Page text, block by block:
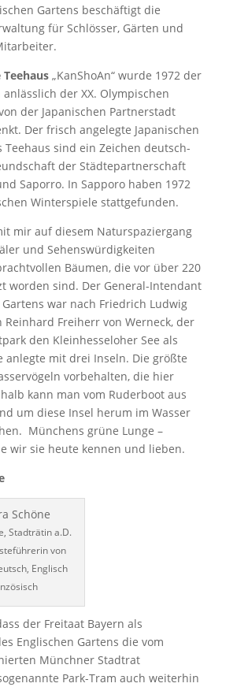
Gartens beschäftigt die
für Schlösser, Gärten und
Teehaus„KanShoAn“ wurde 1972 der
der XX. Olympischen
der Japanischen Partnerstadt
Der frisch angelegte Japanischen
Teehaus sind ein Zeichen deutsch-
der Städtepartnerschaft
Saporro. In Sapporo haben 1972
Winterspiele stattgefunden.
mir auf diesem Naturspaziergang
und Sehenswürdigkeiten
Bäumen, die vor über 220
worden sind. Der General-Intendant
war nach Friedrich Ludwig
Reinhard Freiherr von Werneck, der
den Kleinhesseloher See als
anlegte mit drei Inseln. Die größte
vorbehalten, die hier
kann man vom Ruderboot aus
um diese Insel herum im Wasser
Münchens grüne Lunge –
wir sie heute kennen und lieben.
Stadträtin a.D.
von
Englisch
der Freitaat Bayern als
Englischen Gartens die vom
Münchner Stadtrat
Park-Tram auch weiterhin